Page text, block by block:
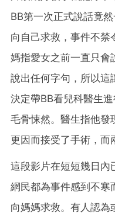
BB第一次正式說話竟
向自己求救，事件不禁
媽指愛女之前一直只會
說出任何字句，所以這
決定帶BB看兒科醫生
毛骨悚然。醫生指他發
更因而接受了手術，而
這段影片在短短幾日內
網民都為事件感到不寒
向媽媽求救。有人認為